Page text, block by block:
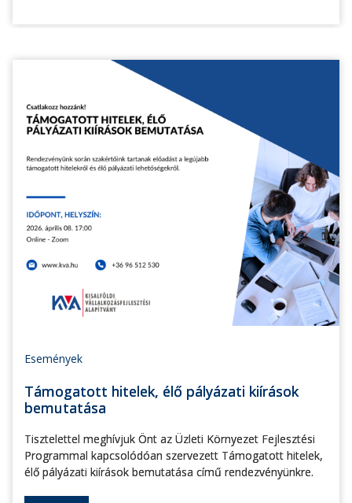
Események
Támogatott hitelek, élő pályázati kiírások
bemutatása
Tisztelettel meghívjuk Önt az Üzleti Környezet Fejlesztési
Programmal kapcsolódóan szervezett Támogatott hitelek,
élő pályázati kiírások bemutatása című rendezvényünkre.